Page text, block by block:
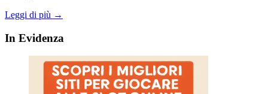
Leggi di più →
In Evidenza